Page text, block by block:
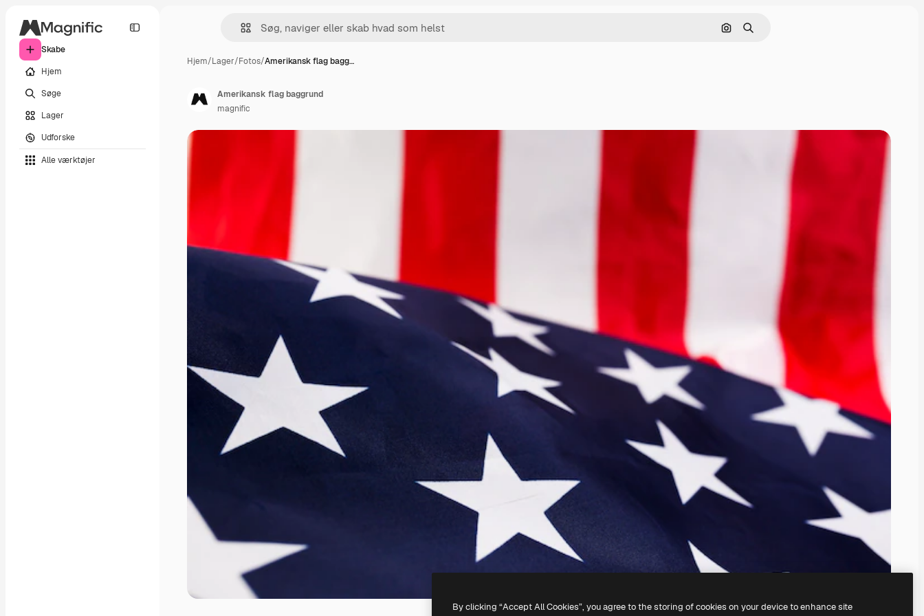
Skabe
Hjem
Søge
Lager
Udforske
Alle værktøjer
Søg efter billede
Søge
Hjem/Lager/Fotos/Amerikansk flag bagg…
Amerikansk flag baggrund
magnific
By clicking “Accept All Cookies”, you agree to the storing of cookies on your device to enhance site